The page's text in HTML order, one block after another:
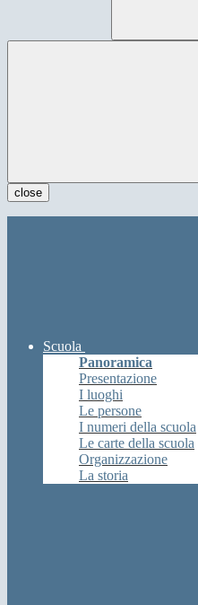
close
Scuola
Panoramica
Presentazione
I luoghi
Le persone
I numeri della scuola
Le carte della scuola
Organizzazione
La storia